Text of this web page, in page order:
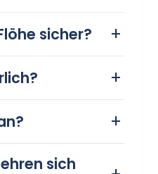
sicher?
braune bis
die sich
sind
meist an
Linie lästig,
Juckreiz
allem durch
sich